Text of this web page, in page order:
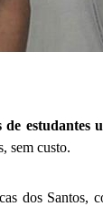
de estudantes
sem custo.
dos Santos,